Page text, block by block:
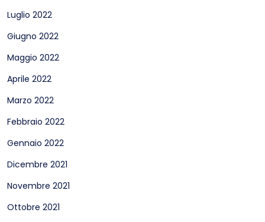
Luglio 2022
Giugno 2022
Maggio 2022
Aprile 2022
Marzo 2022
Febbraio 2022
Gennaio 2022
Dicembre 2021
Novembre 2021
Ottobre 2021